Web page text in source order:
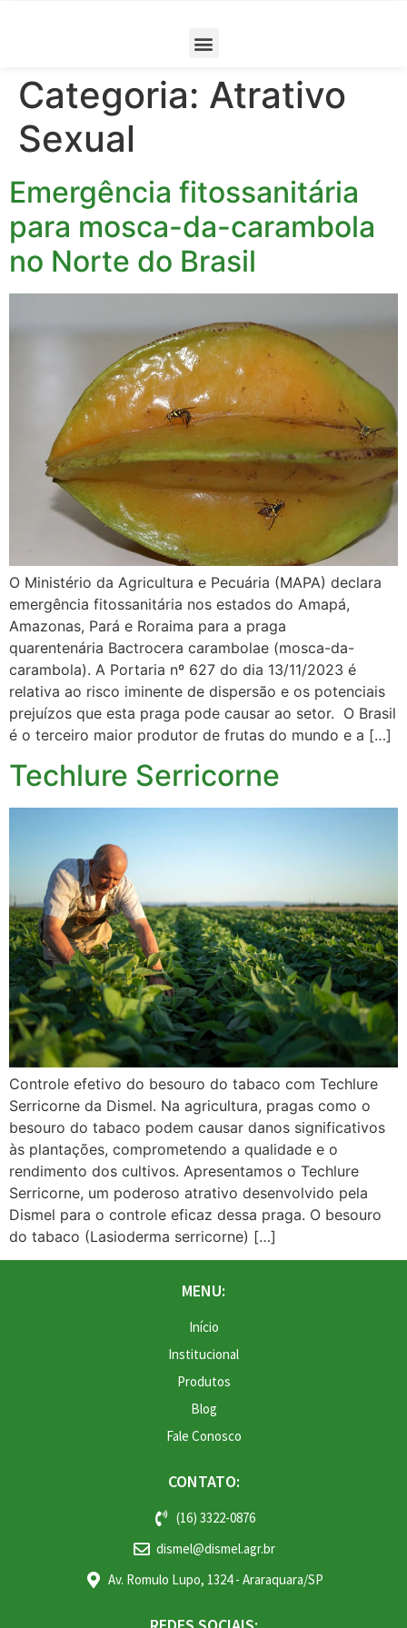
Categoria: Atrativo
Sexual
Emergência fitossanitária
para mosca-da-carambola
no Norte do Brasil
O Ministério da Agricultura e Pecuária (MAPA) declara
emergência fitossanitária nos estados do Amapá,
Amazonas, Pará e Roraima para a praga
quarentenária Bactrocera carambolae (mosca-da-
carambola). A Portaria nº 627 do dia 13/11/2023 é
relativa ao risco iminente de dispersão e os potenciais
prejuízos que esta praga pode causar ao setor. O Brasil
é o terceiro maior produtor de frutas do mundo e a […]
Techlure Serricorne
Controle efetivo do besouro do tabaco com Techlure
Serricorne da Dismel. Na agricultura, pragas como o
besouro do tabaco podem causar danos significativos
às plantações, comprometendo a qualidade e o
rendimento dos cultivos. Apresentamos o Techlure
Serricorne, um poderoso atrativo desenvolvido pela
Dismel para o controle eficaz dessa praga. O besouro
do tabaco (Lasioderma serricorne) […]
MENU:
Início
Institucional
Produtos
Blog
Fale Conosco
CONTATO:
(16) 3322-0876
dismel@dismel.agr.br
Av. Romulo Lupo, 1324 - Araraquara/SP